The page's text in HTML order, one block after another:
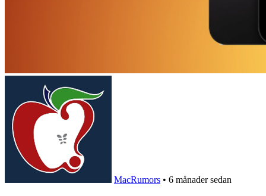
MacRumors • 6 månader sedan